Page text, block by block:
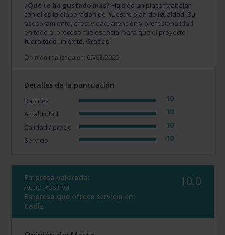
¿Qué te ha gustado más? Ha sido un placer trabajar
con ellos la elaboración de nuestro plan de igualdad. Su
asesoramiento, efectividad, atención y profesionalidad
en todo el proceso fue esencial para que el proyecto
fuera todo un éxito. Gracias!
Opinión realizada en: 06/03/2025
Detalles de la puntuación
Rapidez 10
Amabilidad 10
Calidad / precio 10
Servicio 10
Empresa valorada:
Acció Positiva
Empresa que ofrece servicio en:
Cádiz
10.0